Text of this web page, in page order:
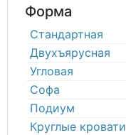
Форма
Стандартная
Двухъярусная
Угловая
Софа
Подиум
Круглые кровати